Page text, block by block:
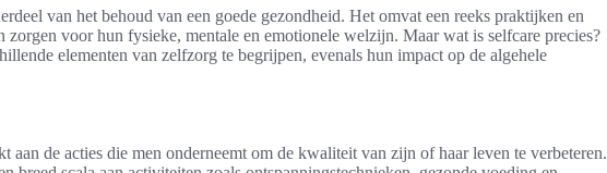
van het behoud van een goede gezondheid. Het omvat een reeks praktijken en
voor hun fysieke, mentale en emotionele welzijn. Maar wat is selfcare precies?
elementen van zelfzorg te begrijpen, evenals hun impact op de algehele
aan de acties die men onderneemt om de kwaliteit van zijn of haar leven te verbeteren.